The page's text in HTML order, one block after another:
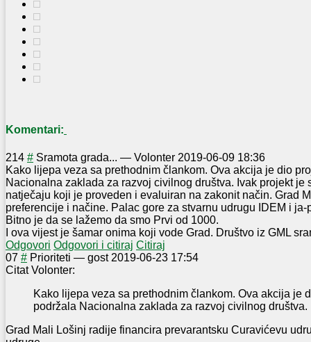
Komentari:
214 # Sramota grada... — Volonter 2019-06-09 18:36
Kako lijepa veza sa prethodnim člankom. Ova akcija je dio
Nacionalna zaklada za razvoj civilnog društva. Ivak projekt je
natječaju koji je proveden i evaluiran na zakonit način. Grad
preferencije i načine. Palac gore za stvarnu udrugu IDEM i ja-
Bitno je da se lažemo da smo Prvi od 1000.
I ova vijest je šamar onima koji vode Grad. Društvo iz GML
Odgovori Odgovori i citiraj Citiraj
07 # Prioriteti — gost 2019-06-23 17:54
Citat Volonter:
Kako lijepa veza sa prethodnim člankom. Ova akcija je
podržala Nacionalna zaklada za razvoj civilnog društva.
Grad Mali Lošinj radije financira prevarantsku Curavićevu